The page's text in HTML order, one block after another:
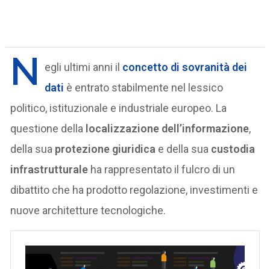
N egli ultimi anni il concetto disovranità dei
dati è entrato stabilmente nel lessico
politico, istituzionale e industriale europeo. La
questione della localizzazione dell’informazione,
della sua protezione giuridica e della sua custodia
infrastrutturale ha rappresentato il fulcro di un
dibattito che ha prodotto regolazione, investimenti e
nuove architetture tecnologiche.